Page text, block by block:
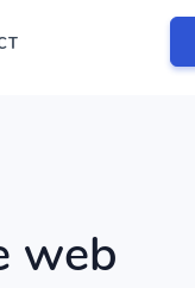
web